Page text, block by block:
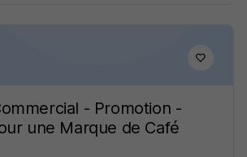
- Promotion -
une Marque de Café